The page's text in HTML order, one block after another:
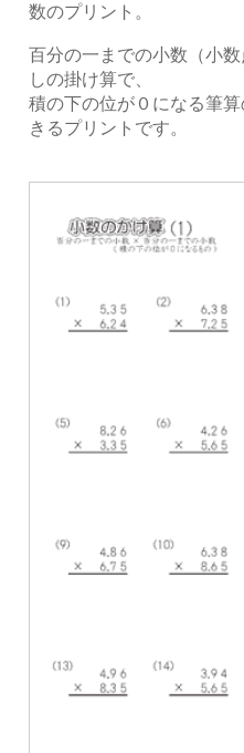
数のプリント。
百分の一までの小数（小
しの掛け算で、
積の下の位が０になる筆
きるプリントです。